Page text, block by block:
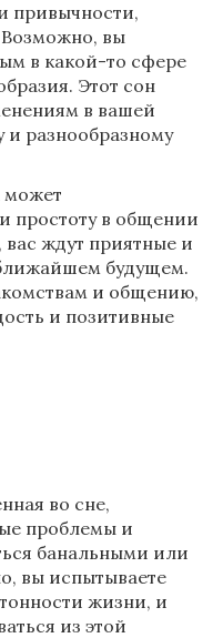
привычности,
вы
в какой-то сфере
Этот сон
в вашей
и разнообразному
может
простоту в общении
ждут приятные и
будущем.
и общению,
и позитивные
во сне,
проблемы и
банальными или
вы испытываете
жизни, и
из этой